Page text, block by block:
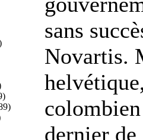
sans
Novartis.
dernier